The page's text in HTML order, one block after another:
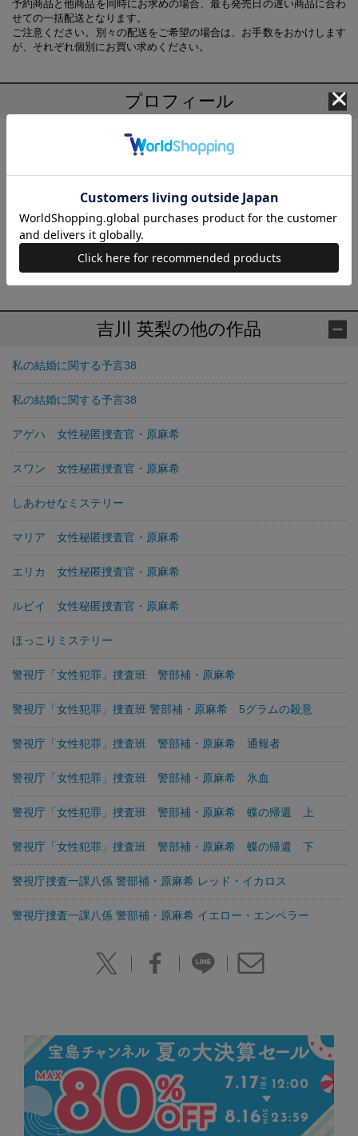
予約商品と他商品を同時にお求めの場合、最も発売日の遅い商品に合わ
せての一括配送となります。
ご注意ください。別々の配送をご希望の場合は、お手数をおかけします
が、それぞれ個別にお買い求めください。
プロフィール
吉川 英梨(よしかわ えり)
ュー。近著に『ブラッド・ロンダリング』（河出文庫）。そのほ
か、「原麻希」シリーズ（宝島社）、「新東京水上警察」シリー
ズ、「海蝶」シリーズ（ともに講談社）、「十三階」シリーズ
（双葉社）、「警視庁53教場」シリーズ（KADOKAWA）、「感染
捜査」シリーズ（光文社）など著書多数。
吉川 英梨の他の作品
私の結婚に関する予言38
私の結婚に関する予言38
アゲハ 女性秘匿捜査官・原麻希
スワン 女性秘匿捜査官・原麻希
しあわせなミステリー
マリア 女性秘匿捜査官・原麻希
エリカ 女性秘匿捜査官・原麻希
ルビイ 女性秘匿捜査官・原麻希
ほっこりミステリー
警視庁「女性犯罪」捜査班 警部補・原麻希
警視庁「女性犯罪」捜査班 警部補・原麻希 5グラムの殺意
警視庁「女性犯罪」捜査班 警部補・原麻希 通報者
警視庁「女性犯罪」捜査班 警部補・原麻希 氷血
警視庁「女性犯罪」捜査班 警部補・原麻希 蝶の帰還 上
警視庁「女性犯罪」捜査班 警部補・原麻希 蝶の帰還 下
警視庁捜査一課八係 警部補・原麻希 レッド・イカロス
警視庁捜査一課八係 警部補・原麻希 イエロー・エンペラー